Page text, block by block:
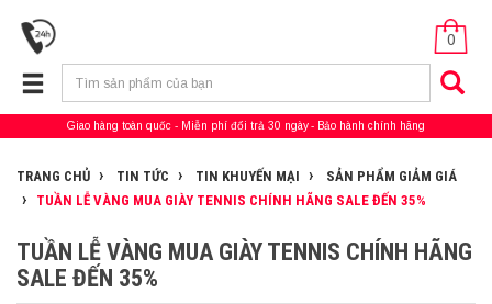
0
Giao hàng toàn quốc Miễn phí đổi trả 30 ngày Bảo hành chính hãng
TRANG CHỦ TIN TỨC TIN KHUYẾN MẠI
SẢN PHẨM GIẢM GIÁ
TUẦN LỄ VÀNG MUA GIÀY TENNIS CHÍNH HÃNG SALE ĐẾN 35%
TUẦN LỄ VÀNG MUA GIÀY TENNIS CHÍNH HÃNG
SALE ĐẾN 35%